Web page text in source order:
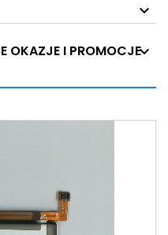
OKAZJE I PROMOCJE